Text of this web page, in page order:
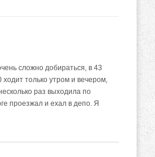
сложно добираться, в 43
только утром и вечером,
раз выходила по
проезжал и ехал в депо. Я